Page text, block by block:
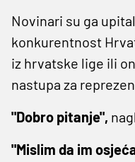
Novinari su ga
konkurentnost
iz hrvatske lige ili
nastupa za
"Dobro pitanje",
"Mislim da im